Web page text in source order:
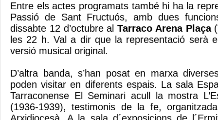
Entre els actes programats també hi ha la
Passió de Sant Fructuós, amb dues
dissabte 12 d’octubre alTarraco Arena Plaça
les 22 h. Val a dir que la representació serà
versió musical original.
D’altra banda, s’han posat en marxa
poden visitar en diferents espais. La sala
Tarraconense El Seminari acull la mostra
(1936-1939), testimonis de la fe,